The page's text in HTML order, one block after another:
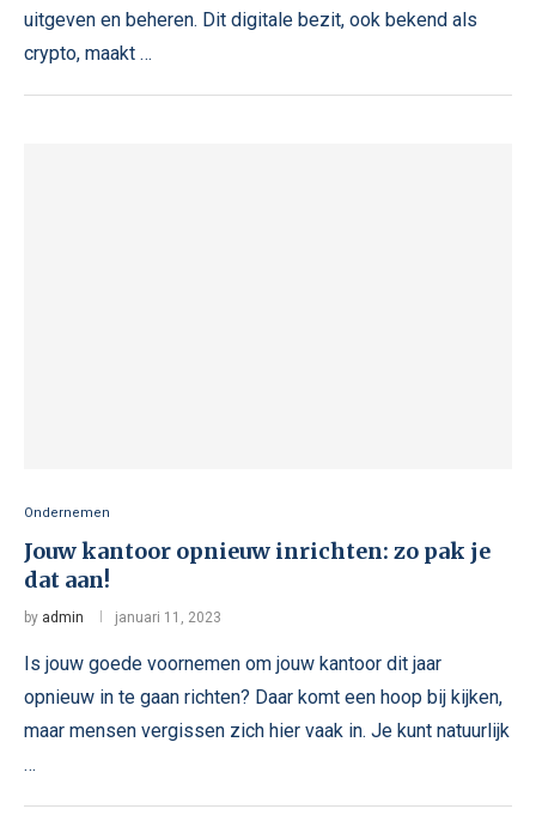
uitgeven en beheren. Dit digitale bezit, ook bekend als
crypto, maakt …
Ondernemen
Jouw kantoor opnieuw inrichten: zo pak je
dat aan!
by admin januari 11, 2023
Is jouw goede voornemen om jouw kantoor dit jaar
opnieuw in te gaan richten? Daar komt een hoop bij kijken,
maar mensen vergissen zich hier vaak in. Je kunt natuurlijk
…